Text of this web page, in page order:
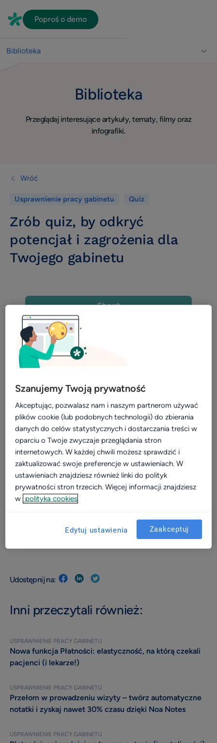
Poproś o demo
Biblioteka
Przeglądaj interesujące artykuły, tematy, filmy oraz
infografiki.
Biblioteka
Usprawnienie pracy gabinetu
Wizerunek
Dla lekarza
Quiz
Opieka klienta
Wywiad
patient experience
Zarządzanie placówką medyczną
Zmniejszenie nieobecności i odwołań
Efektywne planowanie dnia
Efektywność i rozwój
Infografika
Biblioteka dla placówek
Usprawnienie pracy placówki
Video
Wizerunek
Dla placówki
Kalkulator
Konsultacje online
Marketing dla placówek
profil placówki
Szkolenia online
Instrukcje i pomoc
Blog
Wróć
Usprawnienie pracy gabinetu Quiz
Zrób quiz, by odkryć
potencjał i zagrożenia dla
Twojego gabinetu
Udostępnij na:
Inni przeczytali również:
USPRAWNIENIE PRACY GABINETU
Nowa funkcja Płatności: elastyczność, na którą czekali
pacjenci (i lekarze!)
USPRAWNIENIE PRACY GABINETU
Przełom w prowadzeniu wizyty – twórz automatyczne
notatki i zyskaj nawet 30% czasu dzięki Noa Notes
USPRAWNIENIE PRACY GABINETU
Szanujemy Twoją prywatność
Akceptując, pozwalasz nam i naszym partnerom używać
plików cookie (lub podobnych technologii) do zbierania
danych do celów statystycznych i dostarczania treści w
oparciu o Twoje zwyczaje przeglądania stron
internetowych. W każdej chwili możesz sprawdzić i
zaktualizować swoje preferencje w ustawieniach. W
ustawieniach znajdziesz również linki do polityk
prywatności stron trzecich. Więcej informacji znajdziesz
w polityka cookies
Edytuj ustawienia Zaakceptuj